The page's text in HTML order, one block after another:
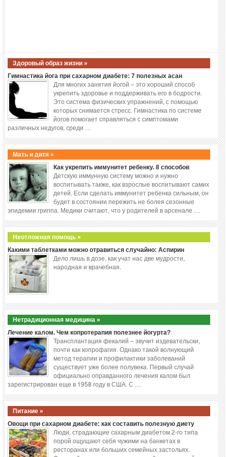
Здоровый образ жизни »
Гимнастика йога при сахарном диабете: 7 полезных асан
Для многих занятия йогой – это хороший способ
укрепить здоровье и поддерживать его в бодрости.
Это система физических упражнений, с помощью
которых снимается стресс. Гимнастика по системе
йогов помогает справляться с симптомами
различных недугов, среди …
Мать и дитя »
Как укрепить иммунитет ребенку. 8 способов
Детскую иммунную систему можно и нужно
воспитывать также, как взрослые воспитывают самих
детей. Если сделать иммунитет ребенка сильным, он
будет в состоянии пережить не болея сезонные
эпидемии гриппа. Медики считают, что у родителей в арсенале …
Неотложная помощь »
Какими таблетками можно отравиться случайно: Аспирин
Дело лишь в дозе, как учат нас две мудрости,
народная и врачебная.
Нетрадиционная медицина »
Лечение калом. Чем копротерапия полезнее йогурта?
Трансплантация фекалий – звучит издевательски,
почти как копрофагия. Однако такой волнующий
метод терапии и профилактики заболеваний
существует уже более полувека. Первый случай
официально оправданного лечения калом был
зарегистрирован еще в 1958 году в США. С …
Питание »
Овощи при сахарном диабете: как составить полезную диету
Люди, страдающие сахарным диабетом 2-го типа
порой ощущают себя чужими на банкетах в
ресторанах или больших семейных застольях.